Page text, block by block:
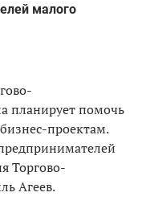
малого
планирует помочь
проектам.
Торгово-
Агеев.